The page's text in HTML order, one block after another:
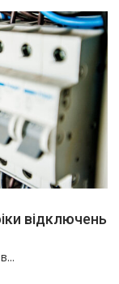
відключень